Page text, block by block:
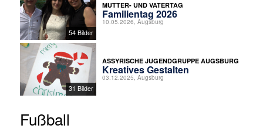
54 Bilder
MUTTER- UND VATERTAG
Familientag 2026
10.05.2026, Augsburg
31 Bilder
ASSYRISCHE JUGENDGRUPPE AUGSBURG
Kreatives Gestalten
03.12.2025, Augsburg
Fußball